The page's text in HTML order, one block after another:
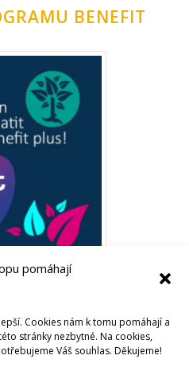
pomáhají
Cookies nám k tomu pomáhají a
stránky nezbytné. Na cookies,
Váš souhlas. Děkujeme!
BENEFIT
u Energie rostlin